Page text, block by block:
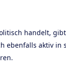
handelt,
ebenfalls aktiv in